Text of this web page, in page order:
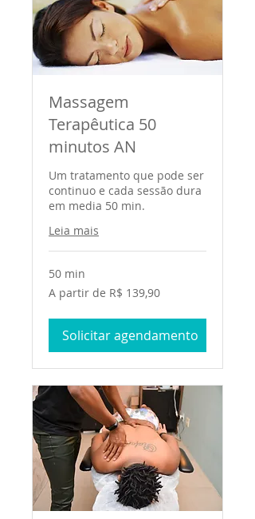
Massagem
Terapêutica 50
minutos AN
Um tratamento que pode ser
continuo e cada sessão dura
em media 50 min.
Leia mais
50 min
A
partir
brasileiros
A partir de R$ 139,90
Solicitar agendamento